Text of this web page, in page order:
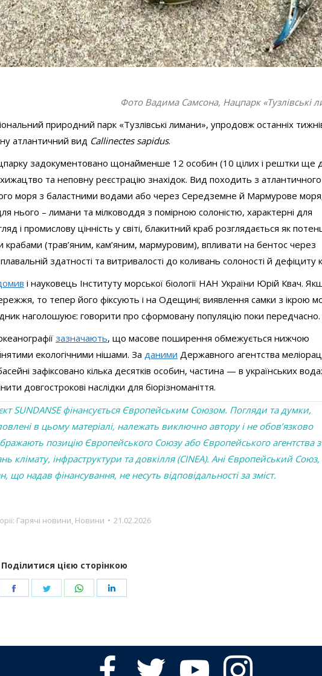
Фото Вадима Самсона, Нацпарк «Тузлівські
природний парк «Тузлівські лимани», упродовж останніх
атлантичний вид Callinectes sapidus.
задокументовано щонайменше 12 особин (10 цілих і рештки ще
та неповну реєстрацію знахідок. Вид походить з атлантичного
моря з баластними водами або через Середземне й Мармурове
нього – лимани та мілководдя з помірною солоністю, характерні для
і промислову цінність у світі, блакитний краб розглядається як
крабами (трав’яним, кам’яним, мармуровим), впливати на бентос через
здатності та витривалості до коливань солоності й дефіциту
і науковець Інституту морської біології НАН України Юрій Квач.
то тепер його фіксують і на Одещині; виявлення самки з ікрою
наголошуює: говорити про сформовану популяцію поки передчасно.
зазначають, що масове поширення обмежується нижчою
екологічними нішами. За даними Державного агентства
зафіксовано кілька десятків особин, частина — в українських
довгострокові наслідки для біорізноманіття.
SUNDANSE фінансується Європейським Союзом. Погляди та думки,
в цьому матеріалі, належать виключно автору і не обов’язково
позицію Європейського Союзу або Європейського агентства з
клімату, інфраструктури та довкілля (CINEA). Ані Європейський Союз,
що надав фінансування, не несуть відповідальності за зміст.
Гарячі новини, Новини 21.02.2026
Поділитися цією сторінкою
Share
Share
Share
facebook twitter youtube instagram